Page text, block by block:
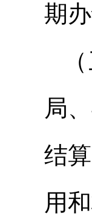
期办
局
结
用